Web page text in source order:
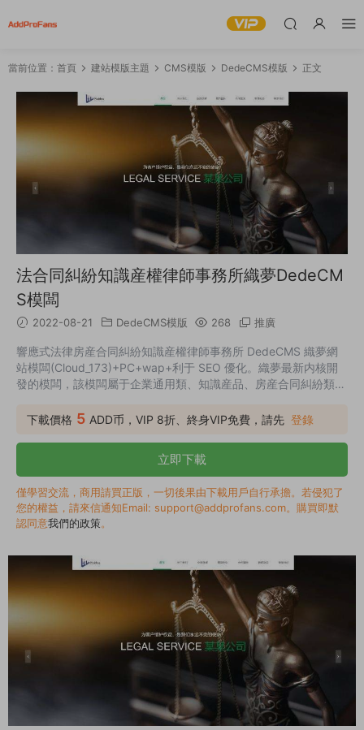
當前位置： 首頁 建站模版主題 CMS模版 DedeCMS模版 正文
法合同糾紛知識産權律師事務所織夢DedeCM
S模闆
2022-08-21 DedeCMS模版 268 推廣
響應式法律房産合同糾紛知識産權律師事務所 DedeCMS 織夢網
站模闆(Cloud_173)+PC+wap+利于 SEO 優化。織夢最新内核開
發的模闆，該模闆屬于企業通用類、知識産品、房産合同糾紛類企
業，你隻需要把圖片和産品内容；換成你的，顔色都可以修改，改
時同步，簡單适用！原創設計、手工書寫 DIV+CSS，完美兼容
IE7+、Firefox、Chrome、360 等主流浏覽器、頁...
下載價格 5 ADD币，VIP 8折、終身VIP免費，請先 登錄
立即下載
僅學習交流，商用請買正版，一切後果由下載用戶自行承擔。若侵犯了
您的權益，請來信通知Email: support@addprofans.com。購買即默
認同意我們的政策。